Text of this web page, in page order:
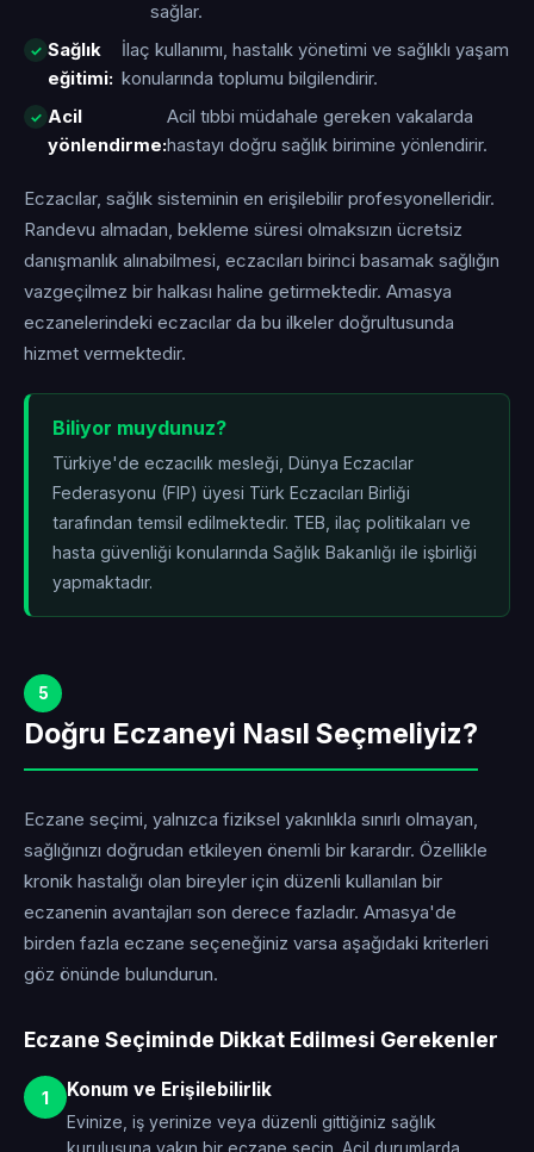
sağlar.
Sağlık
eğitimi:
İlaç kullanımı, hastalık yönetimi ve sağlıklı yaşam
konularında toplumu bilgilendirir.
Acil
yönlendirme:
Acil tıbbi müdahale gereken vakalarda
hastayı doğru sağlık birimine yönlendirir.
Eczacılar, sağlık sisteminin en erişilebilir profesyonelleridir.
Randevu almadan, bekleme süresi olmaksızın ücretsiz
danışmanlık alınabilmesi, eczacıları birinci basamak sağlığın
vazgeçilmez bir halkası haline getirmektedir. Amasya
eczanelerindeki eczacılar da bu ilkeler doğrultusunda
hizmet vermektedir.
Biliyor muydunuz?
Türkiye'de eczacılık mesleği, Dünya Eczacılar
Federasyonu (FIP) üyesi Türk Eczacıları Birliği
tarafından temsil edilmektedir. TEB, ilaç politikaları ve
hasta güvenliği konularında Sağlık Bakanlığı ile işbirliği
yapmaktadır.
5
Doğru Eczaneyi Nasıl Seçmeliyiz?
Eczane seçimi, yalnızca fiziksel yakınlıkla sınırlı olmayan,
sağlığınızı doğrudan etkileyen önemli bir karardır. Özellikle
kronik hastalığı olan bireyler için düzenli kullanılan bir
eczanenin avantajları son derece fazladır. Amasya'de
birden fazla eczane seçeneğiniz varsa aşağıdaki kriterleri
göz önünde bulundurun.
Eczane Seçiminde Dikkat Edilmesi Gerekenler
1 Konum ve Erişilebilirlik
Evinize, iş yerinize veya düzenli gittiğiniz sağlık